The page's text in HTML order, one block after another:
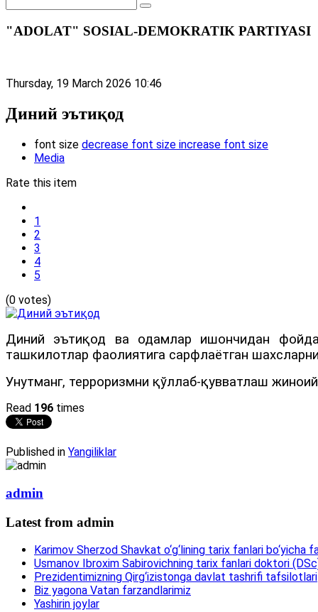
"ADOLAT" SOSIAL-DEMOKRATIK PARTIYASI
Thursday, 19 March 2026 10:46
Диний эътиқод
font size decrease font size increase font size
Media
Rate this item
1
2
3
4
5
(0 votes)
Диний эътиқод ва одамлар ишончидан
ташкилотлар фаолиятига сарфлаётган
Унутманг, терроризмни қўллаб-қувватлаш
Read 196 times
Published in Yangiliklar
admin
Latest from admin
Karimov Sherzod Shavkat o‘g‘lining tarix fanlari
Usmanov Ibroxim Sabirovichning tarix fanlari doktori
Prezidentimizning Qirg‘izistonga davlat tashrifi tafsilotlari
Biz yagona Vatan farzandlarimiz
Yashirin joylar